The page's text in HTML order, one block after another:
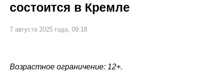
состоится в Кремле
7 августа 2025 года, 09:18
Возрастное ограничение: 12+.